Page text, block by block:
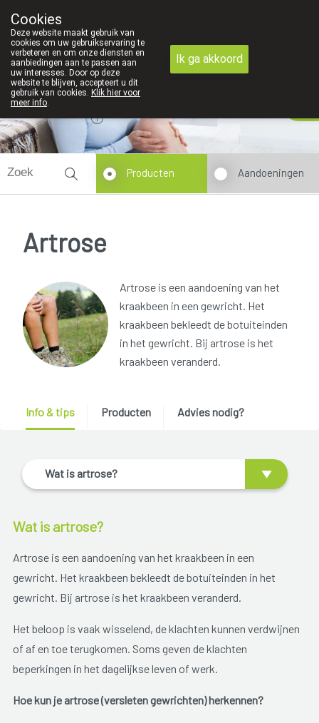
03/312 12 20
Vandaag Nugesloten
Producten Aandoeningen
Artrose
Artrose is een aandoening van het
kraakbeen in een gewricht. Het
kraakbeen bekleedt de botuiteinden
in het gewricht. Bij artrose is het
kraakbeen veranderd.
Info & tips Producten Advies nodig?
Wat is artrose?
Wat is artrose?
Artrose is een aandoening van het kraakbeen in een
gewricht. Het kraakbeen bekleedt de botuiteinden in het
gewricht. Bij artrose is het kraakbeen veranderd.
Het beloop is vaak wisselend, de klachten kunnen verdwijnen
of af en toe terugkomen. Soms geven de klachten
beperkingen in het dagelijkse leven of werk.
Hoe kun je artrose (versleten gewrichten) herkennen?
Cookies
Deze website maakt gebruik van
cookies om uw gebruikservaring te
verbeteren en om onze diensten en
aanbiedingen aan te passen aan
uw interesses. Door op deze
website te blijven, accepteert u dit
gebruik van cookies. Klik hier voor
meer info.
Ik ga akkoord